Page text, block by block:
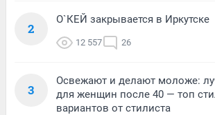
2
О`КЕЙ закрывается в Иркутске
12 557 26
3
Освежают и делают моложе:
для женщин после 40 — топ
вариантов от стилиста